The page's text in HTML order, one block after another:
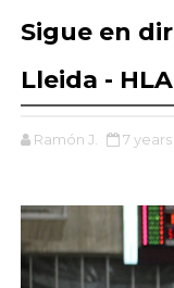
Sigue en
Lleida -
Ramón J. 7